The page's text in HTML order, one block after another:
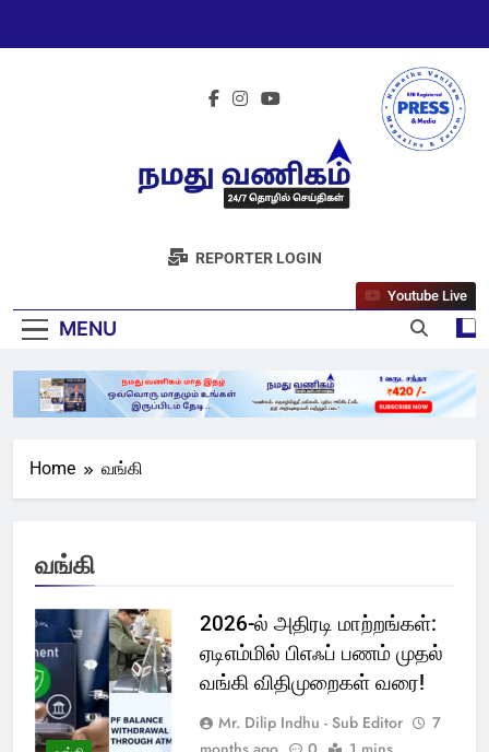
நமது வணிகம்
நியூஸ் 24/7
REPORTER LOGIN
MENU
Youtube Live
Home வங்கி
வங்கி
2026-ல் அதிரடி மாற்றங்கள்:
ஏடிஎம்மில் பிஎஃப் பணம் முதல்
வங்கி விதிமுறைகள் வரை!
Mr. Dilip Indhu - Sub Editor
7